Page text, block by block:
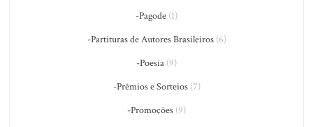
-Pagode (1)
-Partituras de Autores Brasileiros(6)
-Poesia (9)
-Prêmios e Sorteios(7)
-Promoções (9)